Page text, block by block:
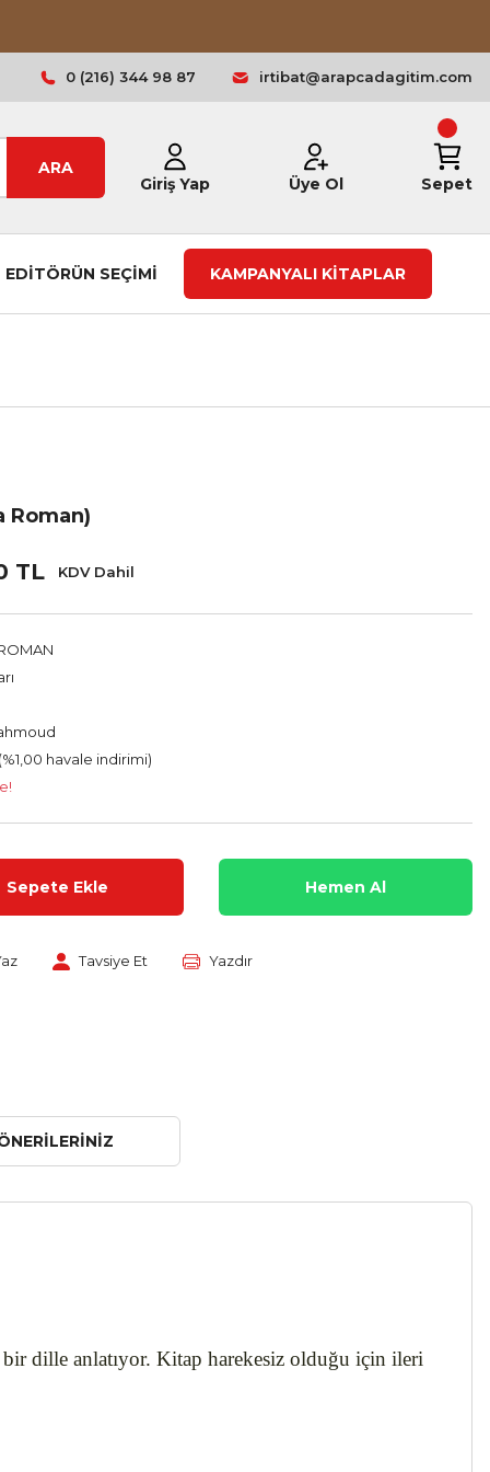
0 (216) 344 98 87 irtibat@arapcadagitim.com
ARA
Giriş Yap
Üye Ol Sepet
EDİTÖRÜN SEÇİMİ KAMPANYALI KİTAPLAR
Roman)
TL KDV Dahil
havale indirimi)
Sepete Ekle Hemen Al
Tavsiye Et Yazdır
bir dille anlatıyor. Kitap harekesiz olduğu için ileri